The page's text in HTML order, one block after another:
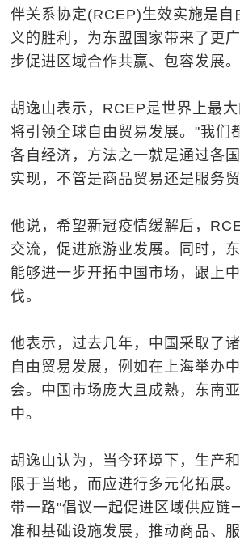
伴关系协定(RCEP)生效实施是自
义的胜利，为东盟国家带来了更
步促进区域合作共赢、包容发展。
胡逸山表示，RCEP是世界上最大
将引领全球自由贸易发展。"我们
各自经济，方法之一就是通过各
实现，不管是商品贸易还是服务
他说，希望新冠疫情缓解后，
交流，促进旅游业发展。同时，
能够进一步开拓中国市场，跟上
伐。
他表示，过去几年，中国采取了
自由贸易发展，例如在上海举办
会。中国市场庞大且成熟，东南
中。
胡逸山认为，当今环境下，生产
限于当地，而应进行多元化拓展
带一路"倡议一起促进区域供应链
准和基础设施发展，推动商品、